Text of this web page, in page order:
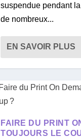
suspendue pendant
de nombreux...
EN SAVOIR PLUS
FAIRE DU PRINT
TOUJOURS LE